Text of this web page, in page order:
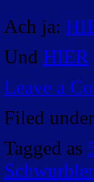
Ach ja:
Und HIER
Leave a
Filed under
Tagged as
Schwurbler